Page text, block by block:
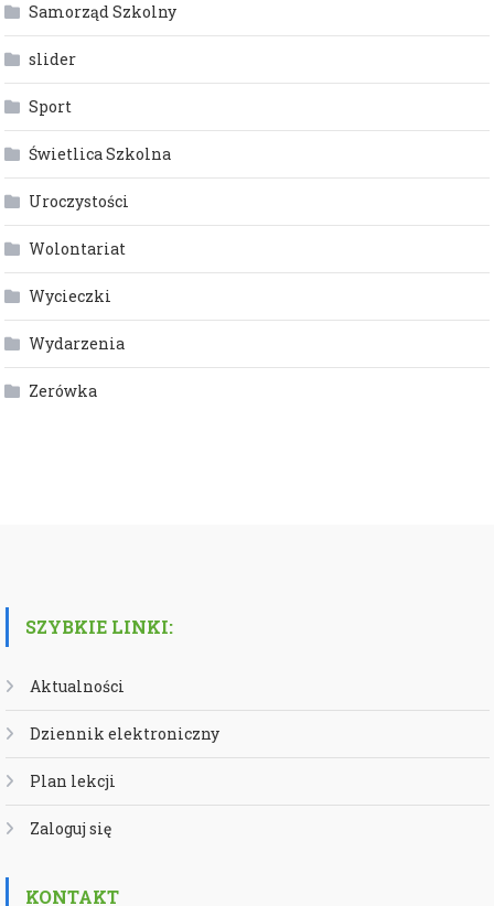
Samorząd Szkolny
slider
Sport
Świetlica Szkolna
Uroczystości
Wolontariat
Wycieczki
Wydarzenia
Zerówka
SZYBKIE LINKI:
Aktualności
Dziennik elektroniczny
Plan lekcji
Zaloguj się
KONTAKT